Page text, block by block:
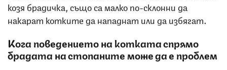
козя брадичка, също са малко по-склонни да
накарат котките да нападнат или да избягат.
Кога поведението на котката спрямо
брадата на стопаните може да е проблем